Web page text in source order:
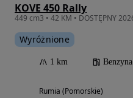
KOVE 450 Rally
Wyróżnione
1 km Benzyna
Rumia (Pomorskie)